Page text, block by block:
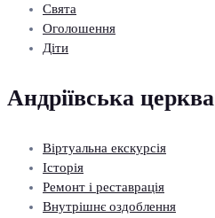
Свята
Оголошення
Діти
Андріївська церква
Віртуальна екскурсія
Історія
Ремонт і реставрація
Внутрішнє оздоблення